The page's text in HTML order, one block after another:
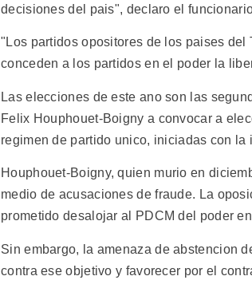
decisiones del pais", declaro el
"Los partidos opositores de los paises del
conceden a los partidos en el poder la
Las elecciones de este ano son las
Felix Houphouet-Boigny a convocar a
regimen de partido unico, iniciadas con
Houphouet-Boigny, quien murio en
medio de acusaciones de fraude. La
prometido desalojar al PDCM del poder
Sin embargo, la amenaza de abstencion
contra ese objetivo y favorecer por el